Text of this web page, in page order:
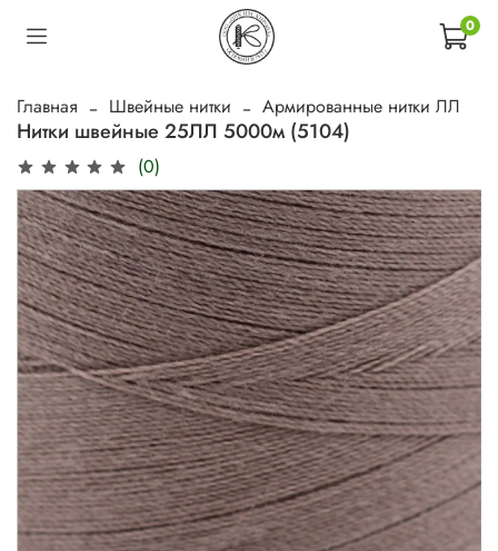
0
Главная Швейные нитки Армированные нитки ЛЛ
Нитки швейные 25ЛЛ 5000м (5104)
(0)